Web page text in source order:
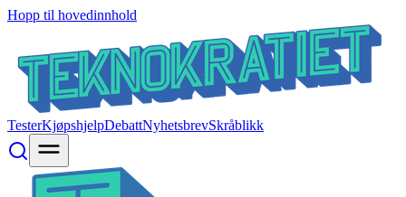
Hopp til hovedinnhold
TesterKjøpshjelpDebattNyhetsbrevSkråblikk